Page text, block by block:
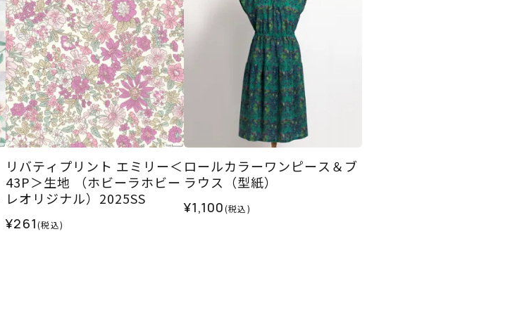
リバティプリント エミリー＜
43P＞生地 （ホビーラホビー
レオリジナル）2025SS
¥261(税込)
ロールカラーワンピース＆ブ
ラウス（型紙）
¥1,100(税込)